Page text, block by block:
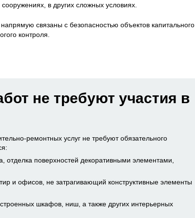
в других сложных условиях.
связаны с безопасностью объектов капитального
контроля.
не требуют участия в
ремонтных услуг не требуют обязательного
отделка поверхностей декоративными элементами,
и офисов, не затрагивающий конструктивные элементы
шкафов, ниш, а также других интерьерных